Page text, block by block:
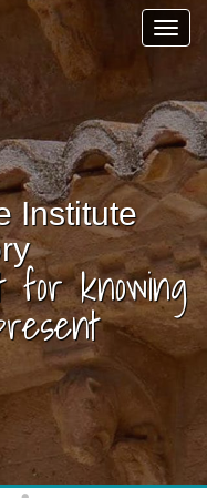
Institute
knowing